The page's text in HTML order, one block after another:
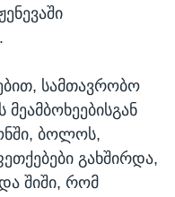
სამთავრობო
ბოლოს,
გახშირდა,
შიში, რომ